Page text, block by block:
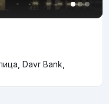
Davr Bank,